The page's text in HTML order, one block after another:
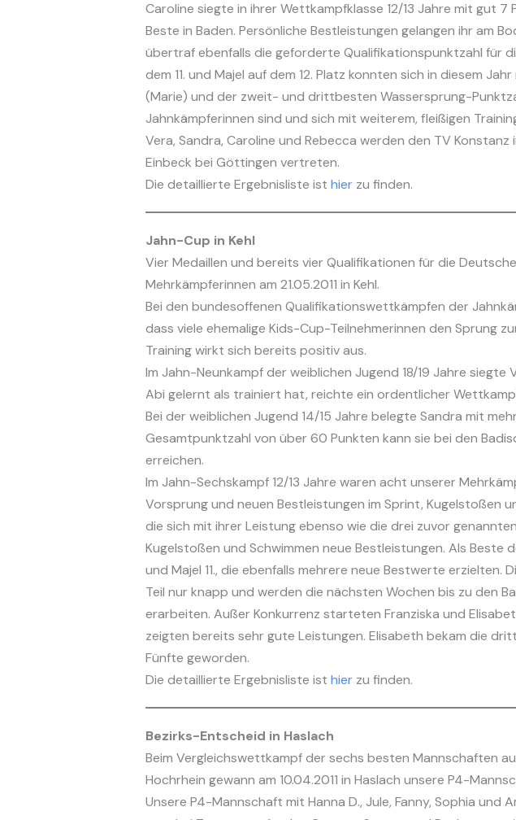
Caroline siegte in ihrer Wettkampfklasse 12/13 Jahre mit gut
Beste in Baden. Persönliche Bestleistungen gelangen ihr am
übertraf ebenfalls die geforderte Qualifikationspunktzahl für
dem 11. und Majel auf dem 12. Platz konnten sich in diesem
(Marie) und der zweit- und drittbesten Wassersprung-
Jahnkämpferinnen sind und sich mit weiterem, fleißigen
Vera, Sandra, Caroline und Rebecca werden den TV
Einbeck bei Göttingen vertreten.
Die detaillierte Ergebnisliste ist hierzu finden.
Jahn-Cup in Kehl
Vier Medaillen und bereits vier Qualifikationen für die
Mehrkämpferinnen am 21.05.2011 in Kehl.
Bei den bundesoffenen Qualifikationswettkämpfen der
dass viele ehemalige Kids-Cup-Teilnehmerinnen den Sprung
Training wirkt sich bereits positiv aus.
Im Jahn-Neunkampf der weiblichen Jugend 18/19 Jahre
Abi gelernt als trainiert hat, reichte ein ordentlicher
Bei der weiblichen Jugend 14/15 Jahre belegte Sandra mit
Gesamtpunktzahl von über 60 Punkten kann sie bei den
erreichen.
Im Jahn-Sechskampf 12/13 Jahre waren acht unserer
Vorsprung und neuen Bestleistungen im Sprint, Kugelstoßen
die sich mit ihrer Leistung ebenso wie die drei zuvor
Kugelstoßen und Schwimmen neue Bestleistungen. Als Beste
und Majel 11., die ebenfalls mehrere neue Bestwerte
Teil nur knapp und werden die nächsten Wochen bis zu den
erarbeiten. Außer Konkurrenz starteten Franziska und
zeigten bereits sehr gute Leistungen. Elisabeth bekam die
Fünfte geworden.
Die detaillierte Ergebnisliste ist hierzu finden.
Bezirks-Entscheid in Haslach
Beim Vergleichswettkampf der sechs besten Mannschaften
Hochrhein gewann am 10.04.2011 in Haslach unsere P4-
Unsere P4-Mannschaft mit Hanna D., Jule, Fanny, Sophia